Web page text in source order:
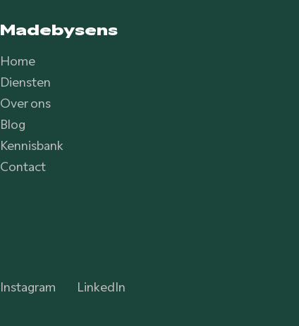
Madebysens
Home
Diensten
Over ons
Blog
Kennisbank
Contact
Instagram LinkedIn